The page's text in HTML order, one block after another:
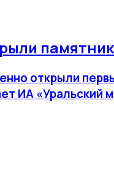
открыли
ИА «Уральский